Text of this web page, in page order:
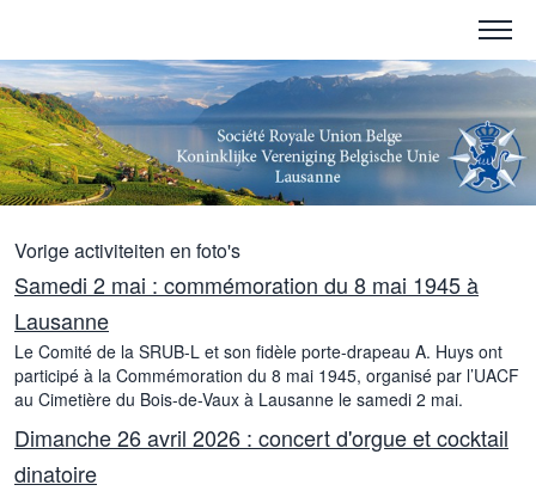
Vorige activiteiten en foto's
Samedi 2 mai : commémoration du 8 mai 1945 à
Lausanne
Le Comité de la SRUB-L et son fidèle porte-drapeau A. Huys ont
participé à la Commémoration du 8 mai 1945, organisé par l’UACF
au Cimetière du Bois-de-Vaux à Lausanne le samedi 2 mai.
Dimanche 26 avril 2026 : concert d'orgue et cocktail
dinatoire